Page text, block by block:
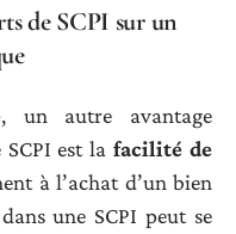
de SCPI sur un
, un autre avantage
SCPI est lafacilité de
à l’achat d’un bien
une SCPI peut se